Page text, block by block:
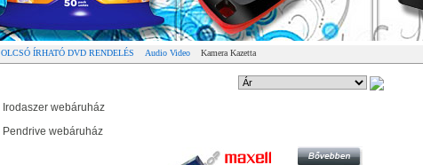
OLCSÓ ÍRHATÓ DVD RENDELÉS Audio Video Kamera Kazetta
Irodaszer webáruház
Pendrive webáruház